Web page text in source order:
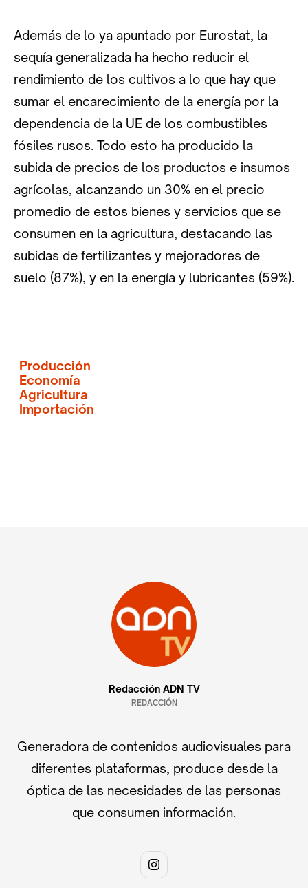
Además de lo ya apuntado por Eurostat, la
sequía generalizada ha hecho reducir el
rendimiento de los cultivos a lo que hay que
sumar el encarecimiento de la energía por la
dependencia de la UE de los combustibles
fósiles rusos. Todo esto ha producido la
subida de precios de los productos e insumos
agrícolas, alcanzando un 30% en el precio
promedio de estos bienes y servicios que se
consumen en la agricultura, destacando las
subidas de fertilizantes y mejoradores de
suelo (87%), y en la energía y lubricantes (59%).
Producción
Economía
Agricultura
Importación
Redacción ADN TV
REDACCIÓN
Generadora de contenidos audiovisuales para
diferentes plataformas, produce desde la
óptica de las necesidades de las personas
que consumen información.